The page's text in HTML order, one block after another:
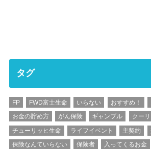
タグ
FP FWD富士生命 いらない おすすめ！
お金の貯め方
がん保険 ギャンブル
クー
チューリッヒ生命
ライフイベント 主契約
保険なんていらない
保険者 入ってくるお金